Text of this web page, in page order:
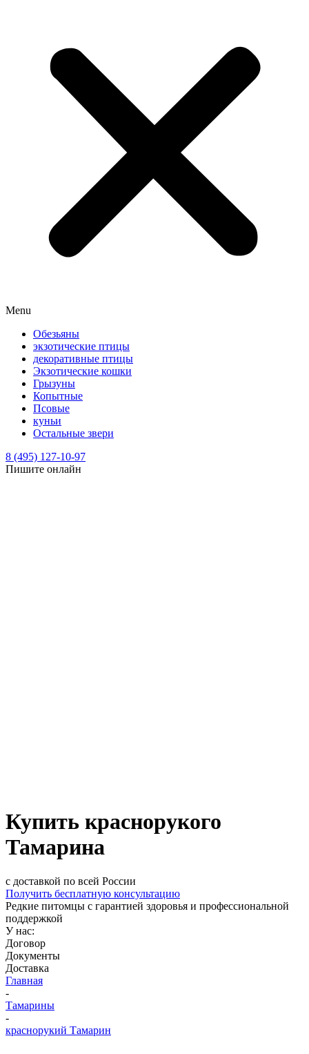
Menu
Обезьяны
экзотические птицы
декоративные птицы
Экзотические кошки
Грызуны
Копытные
Псовые
куньи
Остальные звери
8 (495) 127-10-97
Пишите онлайн
Купить краснорукого
Тамарина
с доставкой по всей России
Получить бесплатную консультацию
Редкие питомцы с гарантией здоровья и профессиональной
поддержкой
У нас:
Договор
Документы
Доставка
Главная
-
Тамарины
-
краснорукий Тамарин